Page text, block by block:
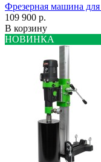
Фрезерная машина
109 900 р.
В корзину
НОВИНКА